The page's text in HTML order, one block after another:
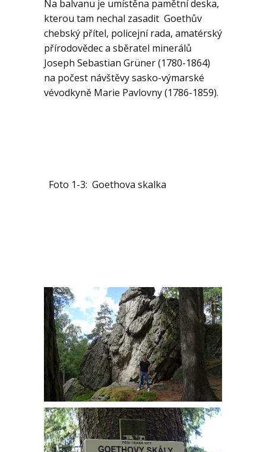
Na balvanu je umístěna pamětní deska,
kterou tam nechal zasadit Goethův
chebský přítel, policejní rada, amatérský
přírodovědec a sběratel minerálů
Joseph Sebastian Grüner (1780-1864)
na počest návštěvy sasko-výmarské
vévodkyně Marie Pavlovny (1786-1859).
Foto 1-3: Goethova skalka